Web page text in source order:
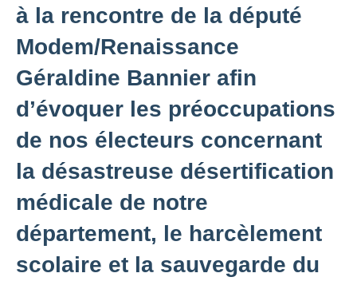
à la rencontre de la député
Modem/Renaissance
Géraldine Bannier afin
d’évoquer les préoccupations
de nos électeurs concernant
la désastreuse désertification
médicale de notre
département, le harcèlement
scolaire et la sauvegarde du